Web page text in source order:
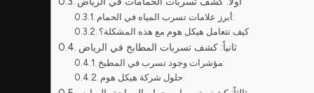
أبرز علامات تسرب المياه في الحمام:
كيف تتعامل هيكل هوم مع هذه المشكلة؟
ثانياً: كشف تسربات المطابخ في الرياض
مؤشرات وجود تسرب في المطبخ:
حلول شركة هيكل هوم: